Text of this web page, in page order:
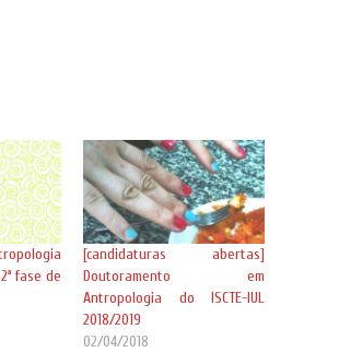
2ª fase de
[candidaturas abertas]
Doutoramento em
Antropologia do ISCTE-IUL
2018/2019
02/04/2018